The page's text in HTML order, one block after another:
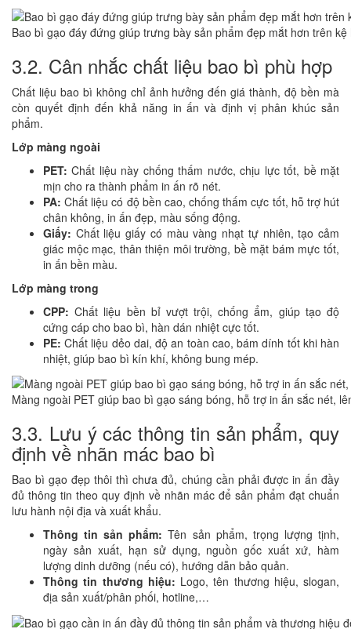
Bao bì gạo đáy đứng giúp trưng bày sản phẩm đẹp mắt hơn trên kệ
3.2. Cân nhắc chất liệu bao bì phù hợp
Chất liệu bao bì không chỉ ảnh hưởng đến giá thành, độ bền mà
còn quyết định đến khả năng in ấn và định vị phân khúc sản
phẩm.
Lớp màng ngoài
PET: Chất liệu này chống thấm nước, chịu lực tốt, bề mặt
mịn cho ra thành phẩm in ấn rõ nét.
PA: Chất liệu có độ bền cao, chống thấm cực tốt, hỗ trợ hút
chân không, in ấn đẹp, màu sống động.
Giấy: Chất liệu giấy có màu vàng nhạt tự nhiên, tạo cảm
giác mộc mạc, thân thiện môi trường, bề mặt bám mực tốt,
in ấn bền màu.
Lớp màng trong
CPP: Chất liệu bền bỉ vượt trội, chống ẩm, giúp tạo độ
cứng cáp cho bao bì, hàn dán nhiệt cực tốt.
PE: Chất liệu dẻo dai, độ an toàn cao, bám dính tốt khi hàn
nhiệt, giúp bao bì kín khí, không bung mép.
Màng ngoài PET giúp bao bì gạo sáng bóng, hỗ trợ in ấn sắc nét,
3.3. Lưu ý các thông tin sản phẩm, quy
định về nhãn mác bao bì
Bao bì gạo đẹp thôi thì chưa đủ, chúng cần phải được in ấn đầy
đủ thông tin theo quy định về nhãn mác để sản phẩm đạt chuẩn
lưu hành nội địa và xuất khẩu.
Thông tin sản phẩm: Tên sản phẩm, trọng lượng tịnh,
ngày sản xuất, hạn sử dụng, nguồn gốc xuất xứ, hàm
lượng dinh dưỡng (nếu có), hướng dẫn bảo quản.
Thông tin thương hiệu: Logo, tên thương hiệu, slogan,
địa sản xuất/phân phối, hotline,…